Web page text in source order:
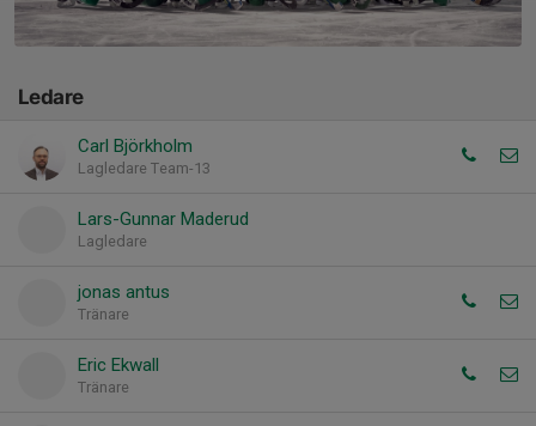
Ledare
Carl Björkholm
Lagledare Team-13
Lars-Gunnar Maderud
Lagledare
jonas antus
Tränare
Eric Ekwall
Tränare